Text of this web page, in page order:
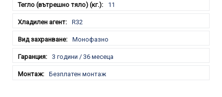
11
R32
Монофазно
3 години / 36 месеца
Безплатен монтаж